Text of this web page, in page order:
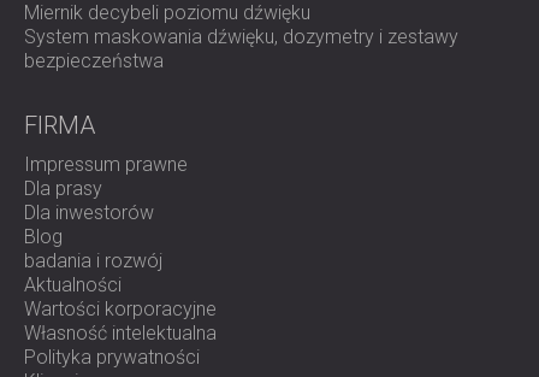
Miernik decybeli poziomu dźwięku
System maskowania dźwięku, dozymetry i zestawy
bezpieczeństwa
FIRMA
Impressum prawne
Dla prasy
Dla inwestorów
Blog
badania i rozwój
Aktualności
Wartości korporacyjne
Własność intelektualna
Polityka prywatności